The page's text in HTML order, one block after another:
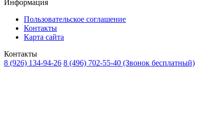
Информация
Пользовательское соглашение
Контакты
Карта сайта
Контакты
8 (926) 134-94-26 8 (496) 702-55-40 (Звонок бесплатный)